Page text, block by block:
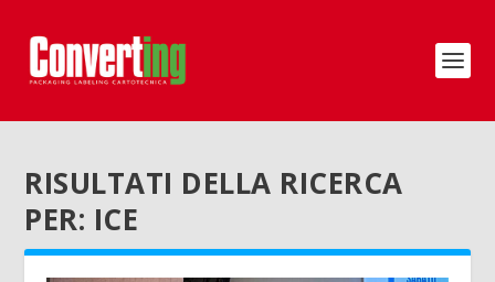
RISULTATI DELLA RICERCA
PER: ICE